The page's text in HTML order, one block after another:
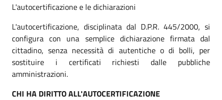
L'autocertificazione e le dichiarazioni
L'autocertificazione, disciplinata dal D.P.R. 445/2000, si
configura con una semplice dichiarazione firmata dal
cittadino, senza necessità di autentiche o di bolli, per
sostituire i certificati richiesti dalle pubbliche
amministrazioni.
CHI HA DIRITTO ALL'AUTOCERTIFICAZIONE